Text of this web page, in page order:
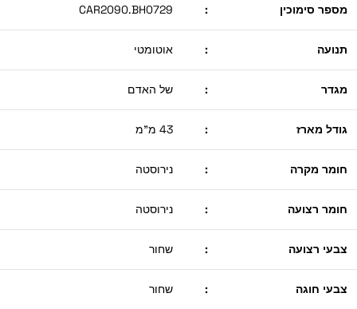
מספר סימוכין :
CAR2090.BH0729
תנועה : אוטומטי
מגדר : של האדם
גודל מארז : 43 מ"מ
חומר מקרה : נירוסטה
חומר רצועה : נירוסטה
צבעי רצועה : שחור
צבעי חוגה : שחור